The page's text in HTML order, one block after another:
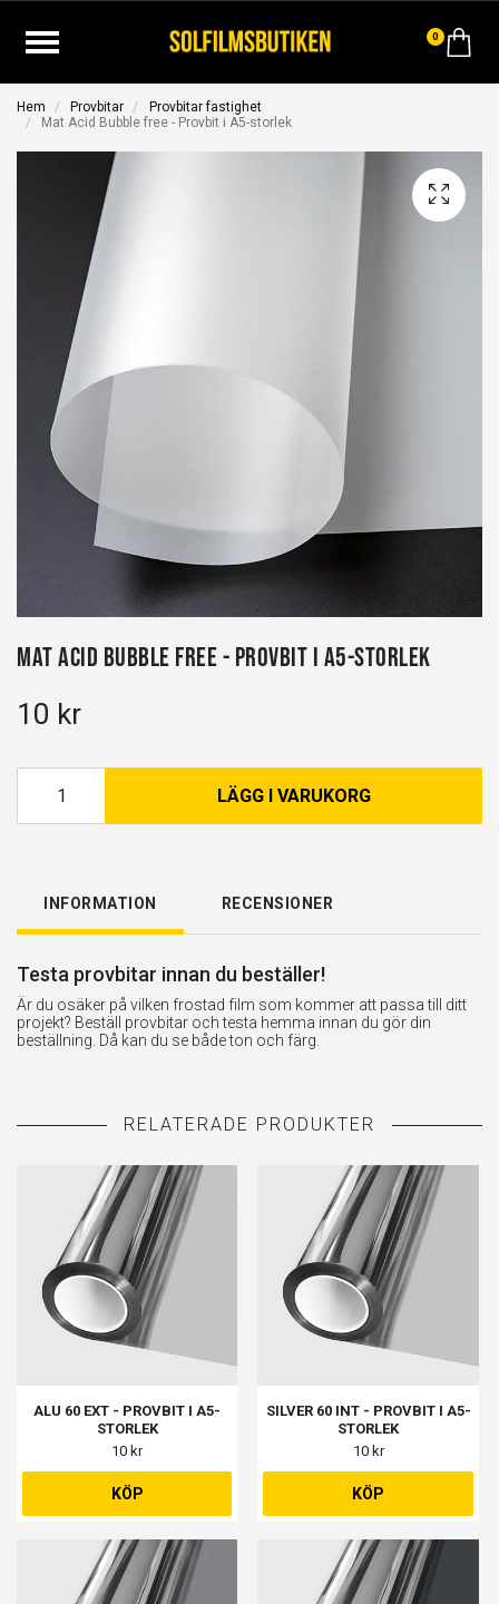
0
Hem Provbitar
Provbitar fastighet
Mat Acid Bubble free - Provbit i A5-storlek
Mat Acid Bubble free - Provbit i A5-storlek
10 kr
LÄGG I VARUKORG
INFORMATION RECENSIONER
Testa provbitar innan du beställer!
Är du osäker på vilken frostad film som kommer att passa till ditt
projekt? Beställ provbitar och testa hemma innan du gör din
beställning. Då kan du se både ton och färg.
ALU 60 EXT - PROVBIT I A5-
STORLEK
10 kr
KÖP
SILVER 60 INT - PROVBIT I A5-
STORLEK
10 kr
KÖP